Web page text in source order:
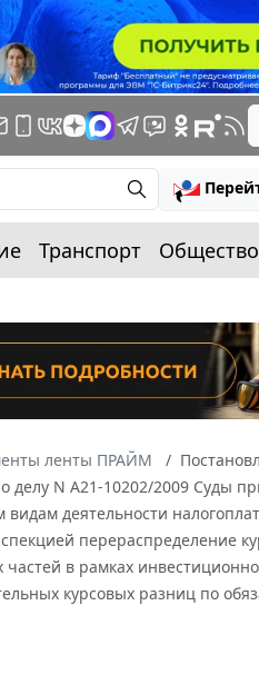
Транспорт Общество
ленты ПРАЙМ
делу N А21-10202/2009 Суды
деятельности
перераспределение
в рамках
курсовых разниц по